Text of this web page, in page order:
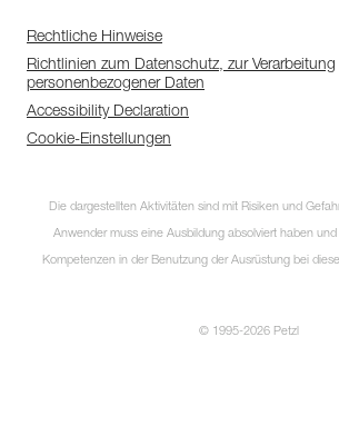
Rechtliche Hinweise
Richtlinien zum Datenschutz, zur Verarbeitung
personenbezogener Daten
Accessibility Declaration
Cookie-Einstellungen
Die dargestellten Aktivitäten sind mit Risiken und
Anwender muss eine Ausbildung absolviert haben
Kompetenzen in der Benutzung der Ausrüstung bei
© 1995-2026 Petzl